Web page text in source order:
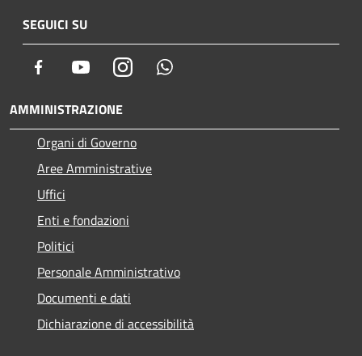
SEGUICI SU
Facebook YoutubeInstagram
AMMINISTRAZIONE
Organi di Governo
Aree Amministrative
Uffici
Enti e fondazioni
Politici
Personale Amministrativo
Documenti e dati
Dichiarazione di accessibilità